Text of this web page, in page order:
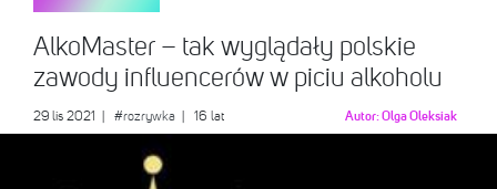
AlkoMaster – tak wyglądały polskie
zawody influencerów w piciu alkoholu
29 lis 2021 #rozrywka | 16 lat Autor:Olga Oleksiak